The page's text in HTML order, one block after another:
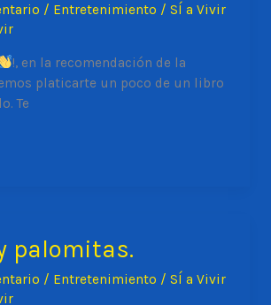
/ Entretenimiento /SÍ a Vivir
!, en la recomendación de la
platicarte un poco de un libro
Te
palomitas.
/ Entretenimiento /SÍ a Vivir